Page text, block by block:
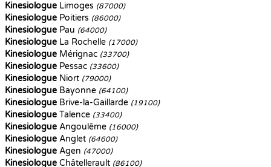
Kinesiologue Limoges (87000)
Kinesiologue Poitiers (86000)
Kinesiologue Pau (64000)
Kinesiologue La Rochelle (17000)
Kinesiologue Mérignac (33700)
Kinesiologue Pessac (33600)
Kinesiologue Niort (79000)
Kinesiologue Bayonne (64100)
Kinesiologue Brive-la-Gaillarde (19100)
Kinesiologue Talence (33400)
Kinesiologue Angoulême (16000)
Kinesiologue Anglet (64600)
Kinesiologue Agen (47000)
Kinesiologue Châtellerault (86100)